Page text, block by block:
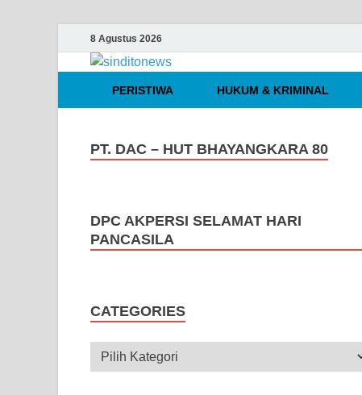
8 Agustus 2026
sinditonews
Media Independen Faktual dan
PERISTIWA
HUKUM & KRIMINAL
PT. DAC – HUT BHAYANGKARA 80
DPC AKPERSI SELAMAT HARI
PANCASILA
CATEGORIES